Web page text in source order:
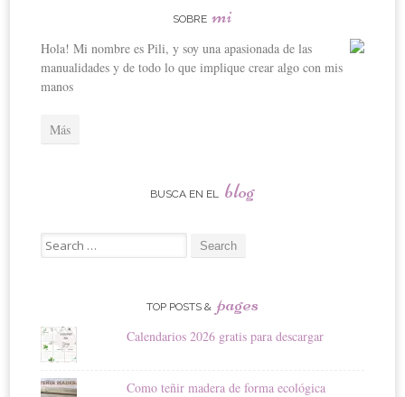
SOBRE mi
Hola! Mi nombre es Pili, y soy una apasionada de las
manualidades y de todo lo que implique crear algo con mis
manos
Más
BUSCA EN EL blog
Search
for:
TOP POSTS & pages
Calendarios 2026 gratis para descargar
Como teñir madera de forma ecológica